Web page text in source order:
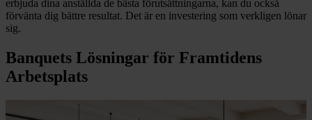
erbjuda dina anställda de bästa förutsättningarna, kan du också
förvänta dig bättre resultat. Det är en investering som verkligen lönar
sig.
Banquets Lösningar för Framtidens
Arbetsplats